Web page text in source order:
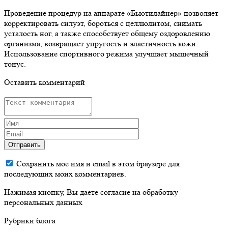
Проведение процедур на аппарате «Бьютилайнер» позволяет
корректировать силуэт, бороться с целлюлитом, снимать
усталость ног, а также способствует общему оздоровлению
организма, возвращает упругость и эластичность кожи.
Использование спортивного режима улучшает мышечный
тонус.
Оставить комментарий
Отправить
Сохранить моё имя и email в этом браузере для
последующих моих комментариев.
Нажимая кнопку, Вы даете согласие на обработку
персональных данных
Рубрики блога